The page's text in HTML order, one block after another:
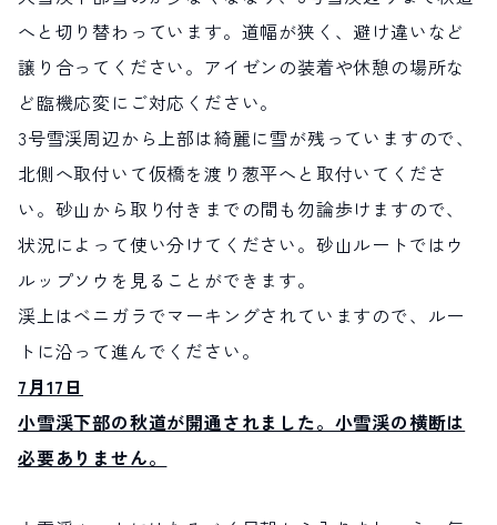
へと切り替わっています。道幅が狭く、避け違いなど
譲り合ってください。アイゼンの装着や休憩の場所な
ど臨機応変にご対応ください。
3号雪渓周辺から上部は綺麗に雪が残っていますので、
北側へ取付いて仮橋を渡り葱平へと取付いてくださ
い。砂山から取り付きまでの間も勿論歩けますので、
状況によって使い分けてください。砂山ルートではウ
ルップソウを見ることができます。
渓上はベニガラでマーキングされていますので、ルー
トに沿って進んでください。
7月17日
小雪渓下部の秋道が開通されました。小雪渓の横断は
必要ありません。